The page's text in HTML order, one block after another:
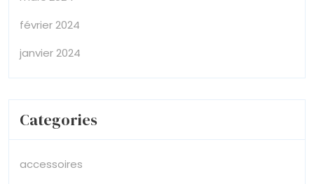
février 2024
janvier 2024
Categories
accessoires